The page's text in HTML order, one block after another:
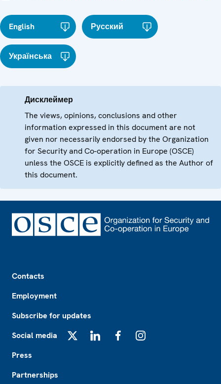
English Русский
Українська
Дисклеймер
The views, opinions, conclusions and other
information expressed in this document are not
given nor necessarily endorsed by the Organization
for Security and Co-operation in Europe (OSCE)
unless the OSCE is explicitly defined as the Author of
this document.
Contacts
Employment
Subscribe for updates
Social media
Press
Partnerships